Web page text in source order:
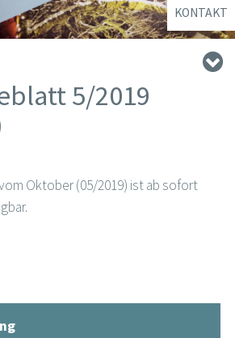
KONTAKT
5/2019
Oktober (05/2019) ist ab sofort